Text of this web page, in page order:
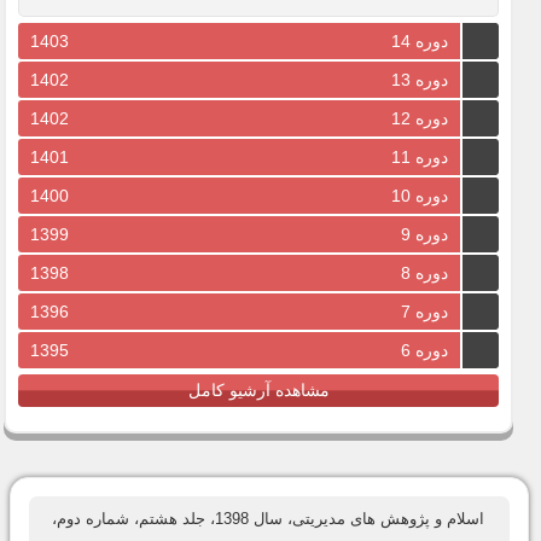
دوره 14
1403
دوره 13
1402
دوره 12
1402
دوره 11
1401
دوره 10
1400
دوره 9
1399
دوره 8
1398
دوره 7
1396
دوره 6
1395
مشاهده آرشیو کامل
اسلام و پژوهش های مدیریتی، سال 1398، جلد هشتم، شماره دوم،